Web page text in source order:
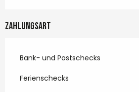
Zahlungsart
Bank- und Postschecks
Ferienschecks